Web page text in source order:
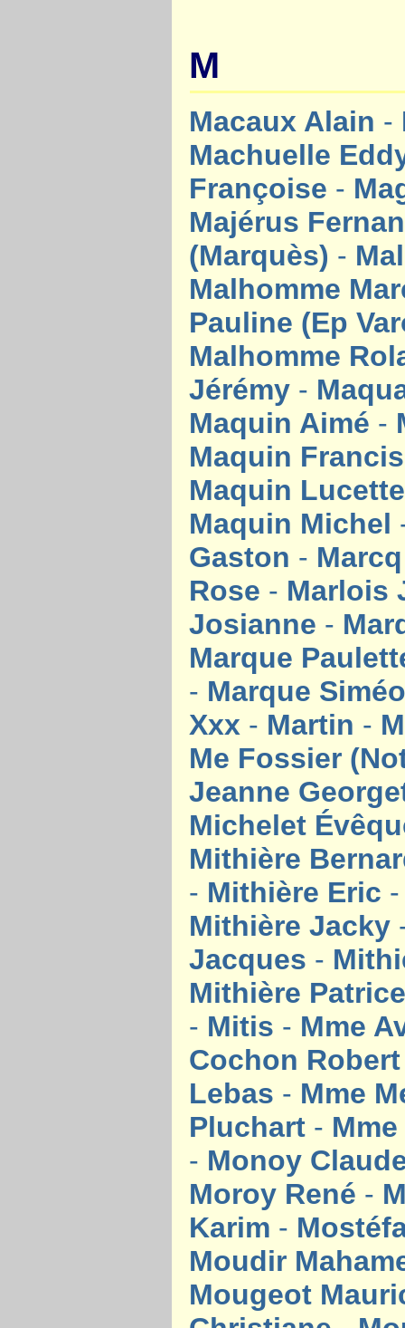
M
Macaux Alain -
Machuelle
Françoise -
Majérus
(Marquès) -
Malhomme
Pauline (Ep
Malhomme
Jérémy -
Maquin Aimé -
Maquin
Maquin
Maquin Michel
Gaston -
Rose - Marlois
Josianne -
Marque
- Marque
Xxx - Martin -
Me Fossier
Jeanne
Michelet
Mithière
- Mithière Eric
Mithière Jacky
Jacques -
Mithière
- Mitis - Mme
Cochon
Lebas - Mme
Pluchart -
- Monoy
Moroy René -
Karim -
Moudir
Mougeot